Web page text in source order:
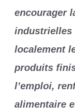
encourager
industrielles
localement
produits
l’emploi,
alimentaire